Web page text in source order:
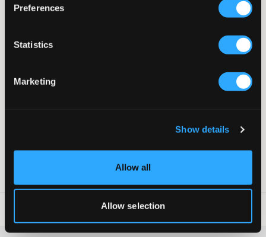
Preferences
Statistics
Marketing
Show details
Allow all
Allow selection
Vijfzakkenjeans van LMTD. De taille is laag en de gulp bestaat
uit een knoop en ritssluiting. De taille is verstelbaar zodat de
een smalle pasvorm en zijn onderaan uitlopend. De
Gulp bestaande uit knoop en ritssluiting
Kleur: Medium Blue Denim